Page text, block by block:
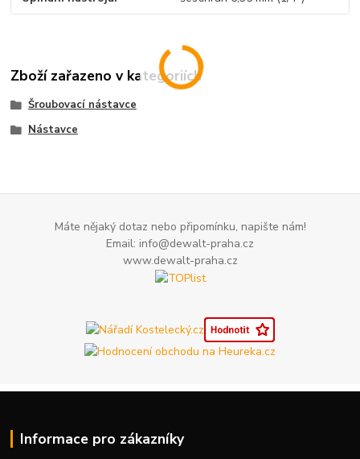
Zboží zařazeno v kategoriích
Šroubovací nástavce
Nástavce
Máte nějaký dotaz nebo připomínku, napište nám!
Email: info@dewalt-praha.cz
www.dewalt-praha.cz
Informace pro zákazníky